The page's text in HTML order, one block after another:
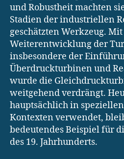
und Robustheit machten
Stadien der industriellen
geschätzten Werkzeug.
Weiterentwicklung der
insbesondere der
Überdruckturbinen und
wurde die
weitgehend verdrängt.
hauptsächlich in
Kontexten verwendet,
bedeutendes Beispiel für
des 19. Jahrhunderts.